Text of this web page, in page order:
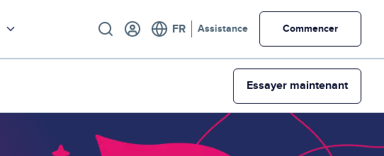
UtilityAssistance Commencer
Essayer maintenant